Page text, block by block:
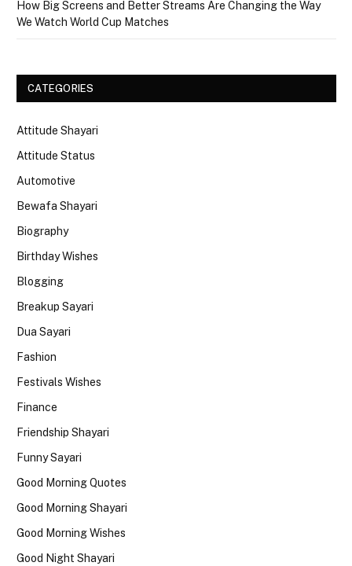
How Big Screens and Better Streams Are Changing the Way
We Watch World Cup Matches
CATEGORIES
Attitude Shayari
Attitude Status
Automotive
Bewafa Shayari
Biography
Birthday Wishes
Blogging
Breakup Sayari
Dua Sayari
Fashion
Festivals Wishes
Finance
Friendship Shayari
Funny Sayari
Good Morning Quotes
Good Morning Shayari
Good Morning Wishes
Good Night Shayari